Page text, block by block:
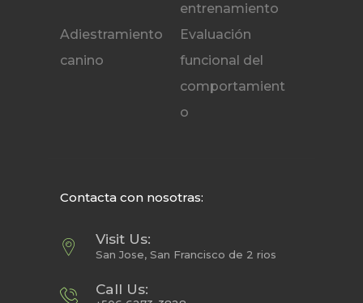
entrenamiento
Adiestramiento
canino
Evaluación
funcional del
comportamient
o
Contacta con nosotras:
Visit Us:
San Jose, San Francisco de 2 rios
Call Us: